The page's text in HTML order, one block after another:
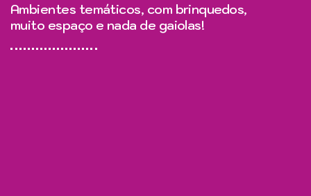
Ambientes temáticos, com brinquedos,
muito espaço e nada de gaiolas!